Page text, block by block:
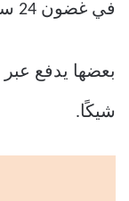
في غضون 24 ساعة أو نحو ذلك.
شيكًا.